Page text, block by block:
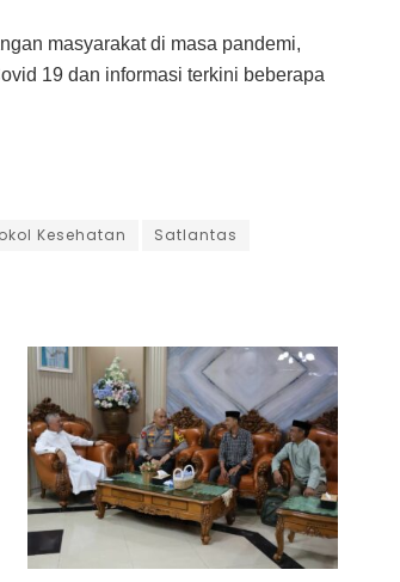
masyarakat di masa pandemi,
19 dan informasi terkini beberapa
Kesehatan Satlantas